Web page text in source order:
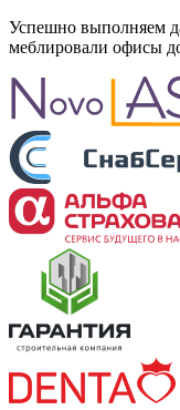
Успешно выполняем
меблировали офисы